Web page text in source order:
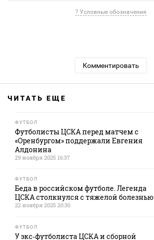
? Условные обозначения
Комментировать
ЧИТАТЬ ЕЩЕ
ФУТБОЛ
Футболисты ЦСКА перед матчем с
«Оренбургом» поддержали Евгения
Алдонина
29 ноября 2025 16:37
ФУТБОЛ
Беда в российском футболе. Легенда
ЦСКА столкнулся с тяжелой болезнью
22 ноября 2025 20:30
ФУТБОЛ
У экс‑футболиста ЦСКА и сборной